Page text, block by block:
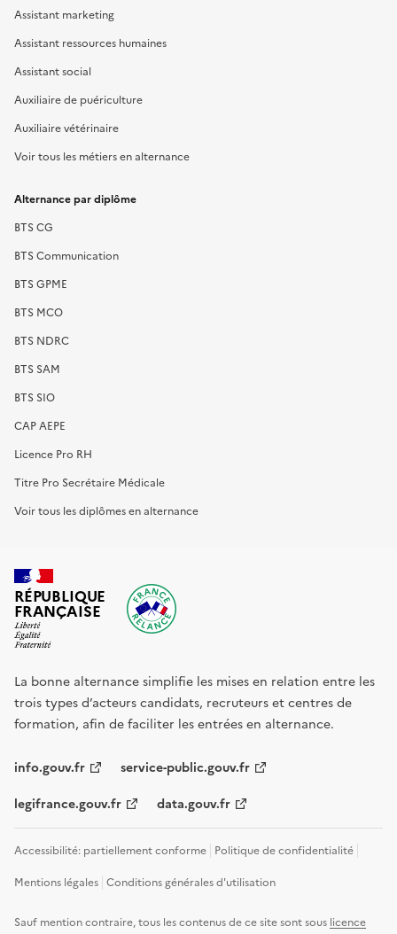
Assistant marketing
Assistant ressources humaines
Assistant social
Auxiliaire de puériculture
Auxiliaire vétérinaire
Voir tous les métiers en alternance
Alternance par diplôme
BTS CG
BTS Communication
BTS GPME
BTS MCO
BTS NDRC
BTS SAM
BTS SIO
CAP AEPE
Licence Pro RH
Titre Pro Secrétaire Médicale
Voir tous les diplômes en alternance
RÉPUBLIQUE
FRANÇAISE
La bonne alternance simplifie les mises en relation entre les
trois types d’acteurs candidats, recruteurs et centres de
formation, afin de faciliter les entrées en alternance.
info.gouv.fr service-public.gouv.fr
legifrance.gouv.fr data.gouv.fr
Accessibilité: partiellement conforme Politique de confidentialité
Mentions légales Conditions générales d'utilisation
Sauf mention contraire, tous les contenus de ce site sont sous licence